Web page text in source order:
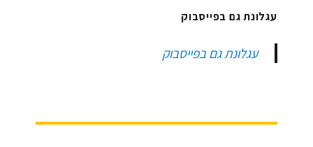
עגלונת גם בפייסבוק
עגלונת גם בפייסבוק